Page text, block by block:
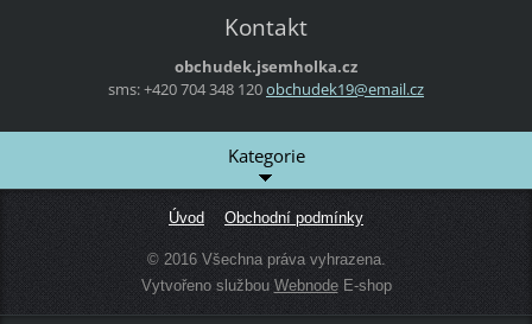
Kontakt
obchudek.jsemholka.cz
sms: +420 704 348 120obchudek19@email.cz
Kategorie
Úvod Obchodní podmínky
© 2016 Všechna práva vyhrazena.
Vytvořeno službou WebnodeE-shop